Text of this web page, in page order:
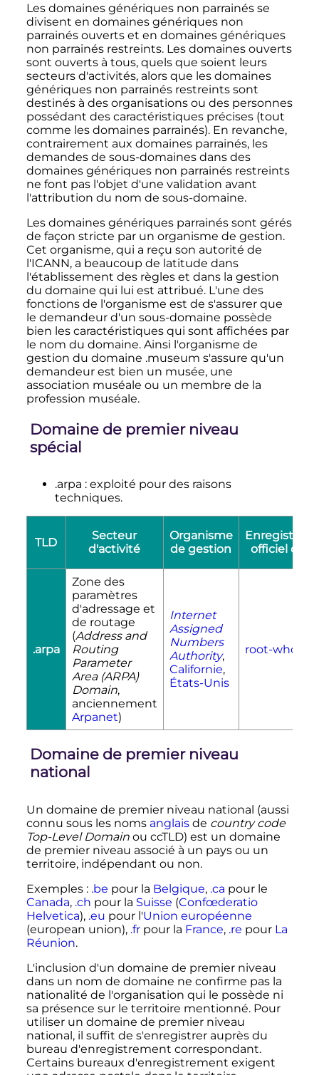
Les domaines génériques non parrainés se
divisent en domaines génériques non
parrainés ouverts et en domaines génériques
non parrainés restreints. Les domaines ouverts
sont ouverts à tous, quels que soient leurs
secteurs d'activités, alors que les domaines
génériques non parrainés restreints sont
destinés à des organisations ou des personnes
possédant des caractéristiques précises (tout
comme les domaines parrainés). En revanche,
contrairement aux domaines parrainés, les
demandes de sous-domaines dans des
domaines génériques non parrainés restreints
ne font pas l'objet d'une validation avant
l'attribution du nom de sous-domaine.
Les domaines génériques parrainés sont gérés
de façon stricte par un organisme de gestion.
Cet organisme, qui a reçu son autorité de
l'ICANN, a beaucoup de latitude dans
l'établissement des règles et dans la gestion
du domaine qui lui est attribué. L'une des
fonctions de l'organisme est de s'assurer que
le demandeur d'un sous-domaine possède
bien les caractéristiques qui sont affichées par
le nom du domaine. Ainsi l'organisme de
gestion du domaine .museum s'assure qu'un
demandeur est bien un musée, une
association muséale ou un membre de la
profession muséale.
Domaine de premier niveau
spécial
.arpa : exploité pour des raisons
techniques.
TLD
Secteur
d'activité
Organisme
de gestion
officiel du
.arpa
Zone des
paramètres
d'adressage et
de routage
(Address and
Routing
Parameter
Area (ARPA)
Domain,
anciennement
Arpanet)
Internet
Assigned
Numbers
Authority,
Californie,
États-Unis
root-whois
Domaine de premier niveau
national
Un domaine de premier niveau national (aussi
connu sous les noms anglaisde country code
Top-Level Domainou ccTLD) est un domaine
de premier niveau associé à un pays ou un
territoire, indépendant ou non.
Exemples : .be pour la Belgique, .ca pour le
Canada, .ch pour la Suisse (Confœderatio
Helvetica), .eu pour l'Union européenne
(european union), .frpour la France, .re pour La
Réunion.
L'inclusion d'un domaine de premier niveau
dans un nom de domaine ne confirme pas la
nationalité de l'organisation qui le possède ni
sa présence sur le territoire mentionné. Pour
utiliser un domaine de premier niveau
national, il suffit de s'enregistrer auprès du
bureau d'enregistrement correspondant.
Certains bureaux d'enregistrement exigent